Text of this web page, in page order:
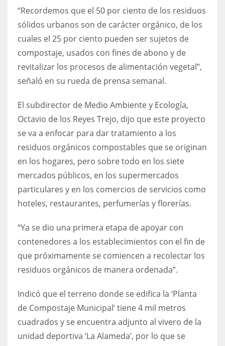
“Recordemos que el 50 por ciento de los residuos
sólidos urbanos son de carácter orgánico, de los
cuales el 25 por ciento pueden ser sujetos de
compostaje, usados con fines de abono y de
revitalizar los procesos de alimentación vegetal”,
señaló en su rueda de prensa semanal.
El subdirector de Medio Ambiente y Ecología,
Octavio de los Reyes Trejo, dijo que este proyecto
se va a enfocar para dar tratamiento a los
residuos orgánicos compostables que se originan
en los hogares, pero sobre todo en los siete
mercados públicos, en los supermercados
particulares y en los comercios de servicios como
hoteles, restaurantes, perfumerías y florerías.
“Ya se dio una primera etapa de apoyar con
contenedores a los establecimientos con el fin de
que próximamente se comiencen a recolectar los
residuos orgánicos de manera ordenada”.
Indicó que el terreno donde se edifica la ‘Planta
de Compostaje Municipal’ tiene 4 mil metros
cuadrados y se encuentra adjunto al vivero de la
unidad deportiva ‘La Alameda’, por lo que se